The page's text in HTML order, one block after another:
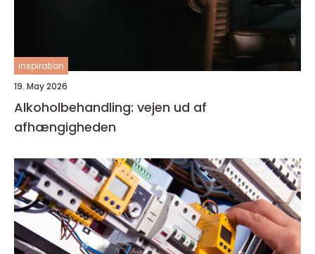
inspiration
19. May 2026
Alkoholbehandling: vejen ud af
afhængigheden